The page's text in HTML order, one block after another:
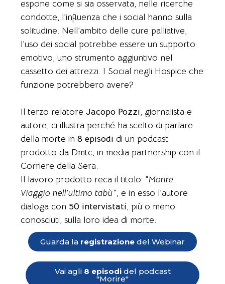
espone come si sia osservata, nelle ricerche
condotte, l’influenza che i social hanno sulla
solitudine. Nell’ambito delle cure palliative,
l’uso dei social potrebbe essere un supporto
emotivo, uno strumento aggiuntivo nel
cassetto dei attrezzi. I Social negli Hospice che
funzione potrebbero avere?
Il terzo relatoreJacopo Pozzi, giornalista e
autore, ci illustra perché ha scelto di parlare
della morte in8 episodidi un podcast
prodotto da Dmtc, in media partnership con il
Corriere della Sera.
Il lavoro prodotto reca il titolo: “Morire.
Viaggio nell’ultimo tabù“, e in esso l’autore
dialoga con 50 intervistati, più o meno
conosciuti, sulla loro idea di morte.
Guarda la registrazione del Webinar
Vai agli 8 episodidel podcast
"Morire"